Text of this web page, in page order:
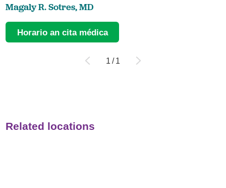
Magaly R. Sotres,MD
Horario an cita médica
1 / 1
Related locations